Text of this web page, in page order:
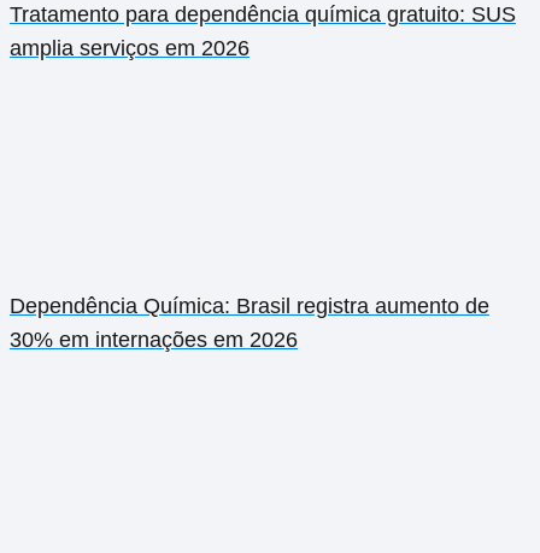
Tratamento para dependência química gratuito: SUS
amplia serviços em 2026
Dependência Química: Brasil registra aumento de
30% em internações em 2026